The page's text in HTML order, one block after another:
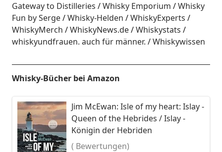
Gateway to Distilleries
Whisky Emporium
Whisky
Fun by Serge
Whisky-Helden
WhiskyExperts
WhiskyMerch
WhiskyNews.de
Whiskystats
whiskyundfrauen. auch für männer.
Whiskywissen
Whisky-Bücher bei Amazon
Jim McEwan: Isle of my heart: Islay -
Queen of the Hebrides / Islay -
Königin der Hebriden
( Bewertungen)